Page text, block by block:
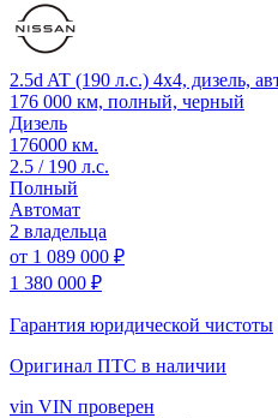
2.5d AT (190 л.с.) 4x4, дизель,
176 000 км, полный, черный
Дизель
176000 км.
2.5 / 190 л.с.
Полный
Автомат
2 владельца
от 1 089 000 ₽
1 380 000 ₽
Гарантия юридической чистоты
Оригинал ПТС в наличии
vin VIN проверен